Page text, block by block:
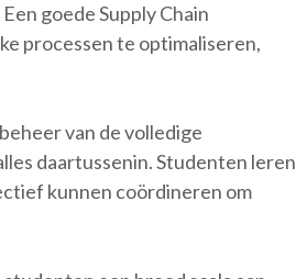
goede Supply Chain
processen te optimaliseren,
van de volledige
daartussenin. Studenten leren
kunnen coördineren om